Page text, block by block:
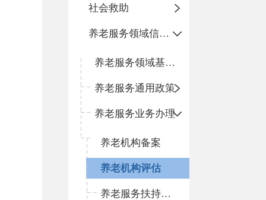
社会救助
养老服务领域信息公开专栏
养老服务领域基层政务公开标准目录
养老服务通用政策
养老服务业务办理
养老机构备案
养老机构评估
养老服务扶持补贴